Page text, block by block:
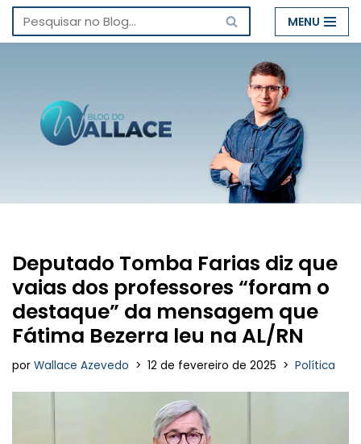
Pular
conteúdo
MENU
Deputado Tomba Farias diz que
vaias dos professores “foram o
destaque” da mensagem que
Fátima Bezerra leu na AL/RN
por Wallace Azevedo 12 de fevereiro de 2025 Política